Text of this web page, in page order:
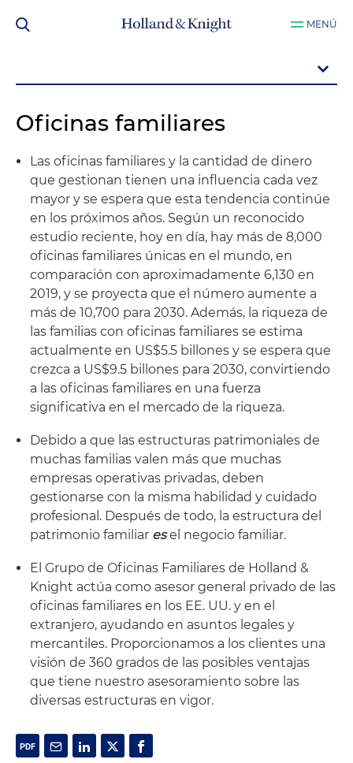
MENÚ
Oficinas familiares
Las oficinas familiares y la cantidad de dinero
que gestionan tienen una influencia cada vez
mayor y se espera que esta tendencia continúe
en los próximos años. Según un reconocido
estudio reciente, hoy en día, hay más de 8,000
oficinas familiares únicas en el mundo, en
comparación con aproximadamente 6,130 en
2019, y se proyecta que el número aumente a
más de 10,700 para 2030. Además, la riqueza de
las familias con oficinas familiares se estima
actualmente en US$5.5 billones y se espera que
crezca a US$9.5 billones para 2030, convirtiendo
a las oficinas familiares en una fuerza
significativa en el mercado de la riqueza.
Debido a que las estructuras patrimoniales de
muchas familias valen más que muchas
empresas operativas privadas, deben
gestionarse con la misma habilidad y cuidado
profesional. Después de todo, la estructura del
patrimonio familiar esel negocio familiar.
El Grupo de Oficinas Familiares de Holland &
Knight actúa como asesor general privado de las
oficinas familiares en los EE. UU. y en el
extranjero, ayudando en asuntos legales y
mercantiles. Proporcionamos a los clientes una
visión de 360 grados de las posibles ventajas
que tiene nuestro asesoramiento sobre las
diversas estructuras en vigor.